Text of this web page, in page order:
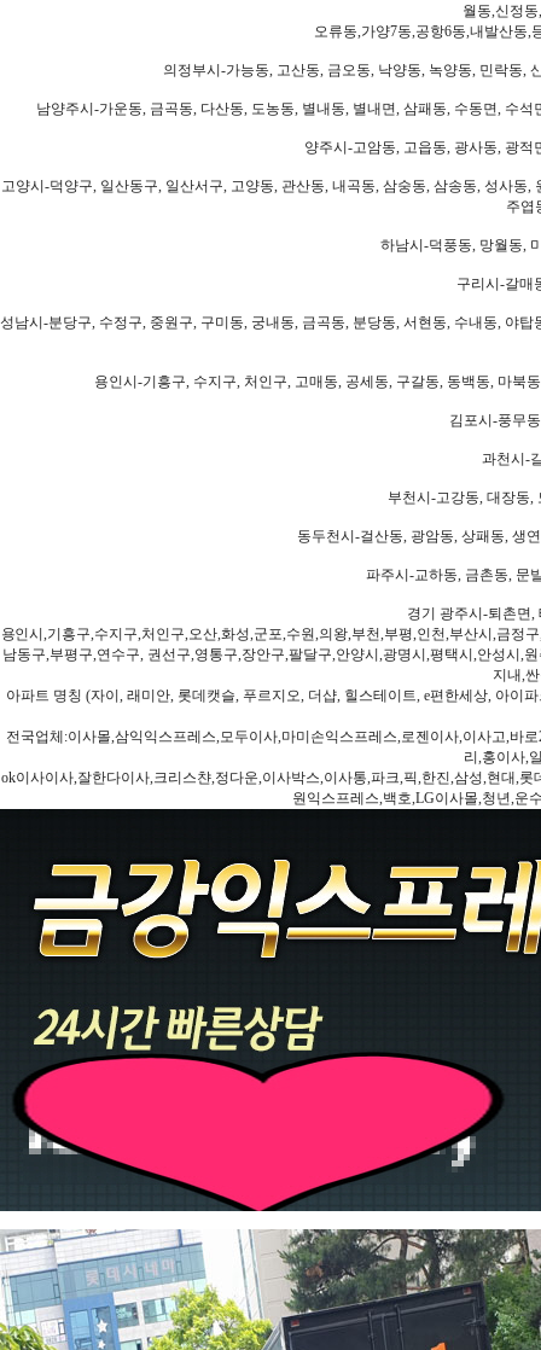
월동,신정
오류동,가양7동,공항6동,내발산동,
의정부시-가능동, 고산동, 금오동, 낙양동, 녹양동, 민락동,
남양주시-가운동, 금곡동, 다산동, 도농동, 별내동, 별내면, 삼패동, 수동면, 수
양주시-고암동, 고읍동, 광사동, 광
고양시-덕양구, 일산동구, 일산서구, 고양동, 관산동, 내곡동, 삼숭동, 삼송동, 성사
주엽
하남시-덕풍동, 망월동,
구리시-갈매
성남시-분당구, 수정구, 중원구, 구미동, 궁내동, 금곡동, 분당동, 서현동, 수내동, 야
용인시-기흥구, 수지구, 처인구, 고매동, 공세동, 구갈동, 동백동, 마북
김포시-풍무
과천시-
부천시-고강동, 대장동,
동두천시-걸산동, 광암동, 상패동, 생
파주시-교하동, 금촌동, 문
경기 광주시-퇴촌면,
용인시,기흥구,수지구,처인구,오산,화성,군포,수원,의왕,부천,부평,인천,부산시,금
남동구,부평구,연수구, 권선구,영통구,장안구,팔달구,안양시,광명시,평택시,안성시,
지내,
아파트 명칭 (자이, 래미안, 롯데캣슬, 푸르지오, 더샵, 힐스테이트, e편한세상, 아이
전국업체:이사몰,삼익익스프레스,모두이사,마미손익스프레스,로젠이사,이사고,바
리,홍이사,
ok이사이사,잘한다이사,크리스챤,정다운,이사박스,이사통,파크,픽,한진,삼성,현대,
원익스프레스,백호,LG이사몰,청년,운